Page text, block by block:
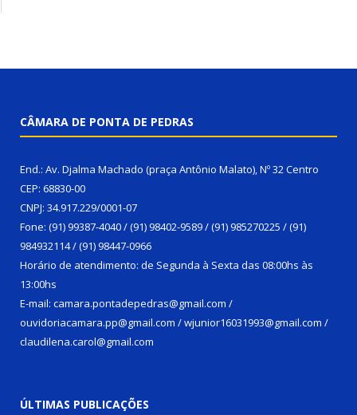
CÂMARA DE PONTA DE PEDRAS
End.: Av. Djalma Machado (praça Antônio Malato), Nº 32 Centro
CEP: 68830-00
CNPJ: 34.917.229/0001-07
Fone: (91) 99387-4040 / (91) 98402-9589 / (91) 985270225 / (91)
984932114 / (91) 98447-0966
Horário de atendimento: de Segunda à Sexta das 08:00hs às
13:00hs
E-mail: camara.pontadepedras@gmail.com /
ouvidoriacamara.pp@gmail.com / wjunior16031993@gmail.com /
claudilena.carol@gmail.com
ÚLTIMAS PUBLICAÇÕES